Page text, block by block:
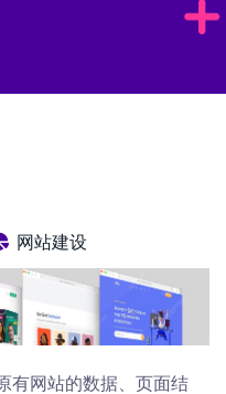
网站建设
有网站的数据、页面结